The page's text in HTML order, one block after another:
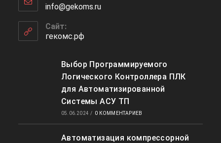
info@gekoms.ru
Сайт:
гекомс.рф
Выбор Программируемого
Логического Контроллера ПЛК
для Автоматизированной
Системы АСУ ТП
05.06.2024 / 0 КОММЕНТАРИЕВ
Автоматизация компрессорной